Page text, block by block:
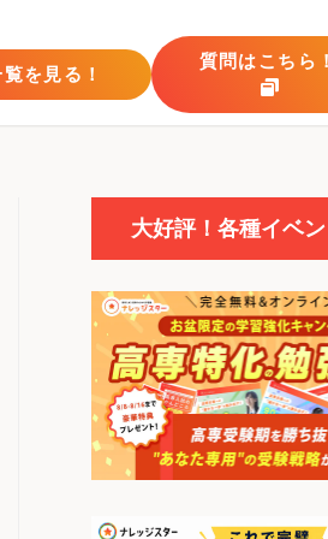
を見る！
質問はこちら！
大好評！各種イベ